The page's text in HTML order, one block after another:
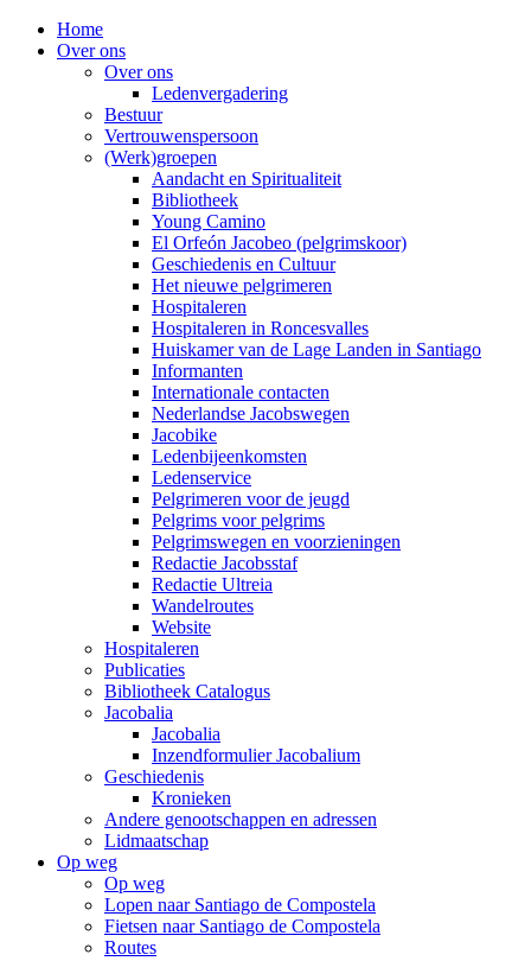
Home
Over ons
Over ons
Ledenvergadering
Bestuur
Vertrouwenspersoon
(Werk)groepen
Aandacht en Spiritualiteit
Bibliotheek
Young Camino
El Orfeón Jacobeo (pelgrimskoor)
Geschiedenis en Cultuur
Het nieuwe pelgrimeren
Hospitaleren
Hospitaleren in Roncesvalles
Huiskamer van de Lage Landen in Santiago
Informanten
Internationale contacten
Nederlandse Jacobswegen
Jacobike
Ledenbijeenkomsten
Ledenservice
Pelgrimeren voor de jeugd
Pelgrims voor pelgrims
Pelgrimswegen en voorzieningen
Redactie Jacobsstaf
Redactie Ultreia
Wandelroutes
Website
Hospitaleren
Publicaties
Bibliotheek Catalogus
Jacobalia
Jacobalia
Inzendformulier Jacobalium
Geschiedenis
Kronieken
Andere genootschappen en adressen
Lidmaatschap
Op weg
Op weg
Lopen naar Santiago de Compostela
Fietsen naar Santiago de Compostela
Routes